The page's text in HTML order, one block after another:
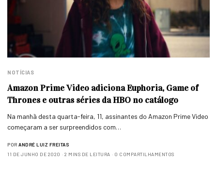
NOTÍCIAS
Amazon Prime Video adiciona Euphoria, Game of
Thrones e outras séries da HBO no catálogo
Na manhã desta quarta-feira, 11, assinantes do Amazon Prime Video
começaram a ser surpreendidos com…
POR ANDRÉ LUIZ FREITAS
11 DE JUNHO DE 2020
2 MINS DE LEITURA 0 COMPARTILHAMENTOS